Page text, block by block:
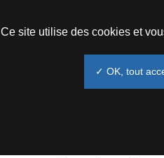
Ce site utilise des cookies et
✓ OK, tout